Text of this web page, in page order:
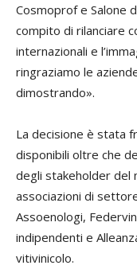
Cosmoprof e Salone
compito di rilanciare
internazionali e
ringraziamo le
dimostrando».
La decisione è stata
disponibili oltre che
degli stakeholder del
associazioni di
Assoenologi,
indipendenti e
vitivinicolo.